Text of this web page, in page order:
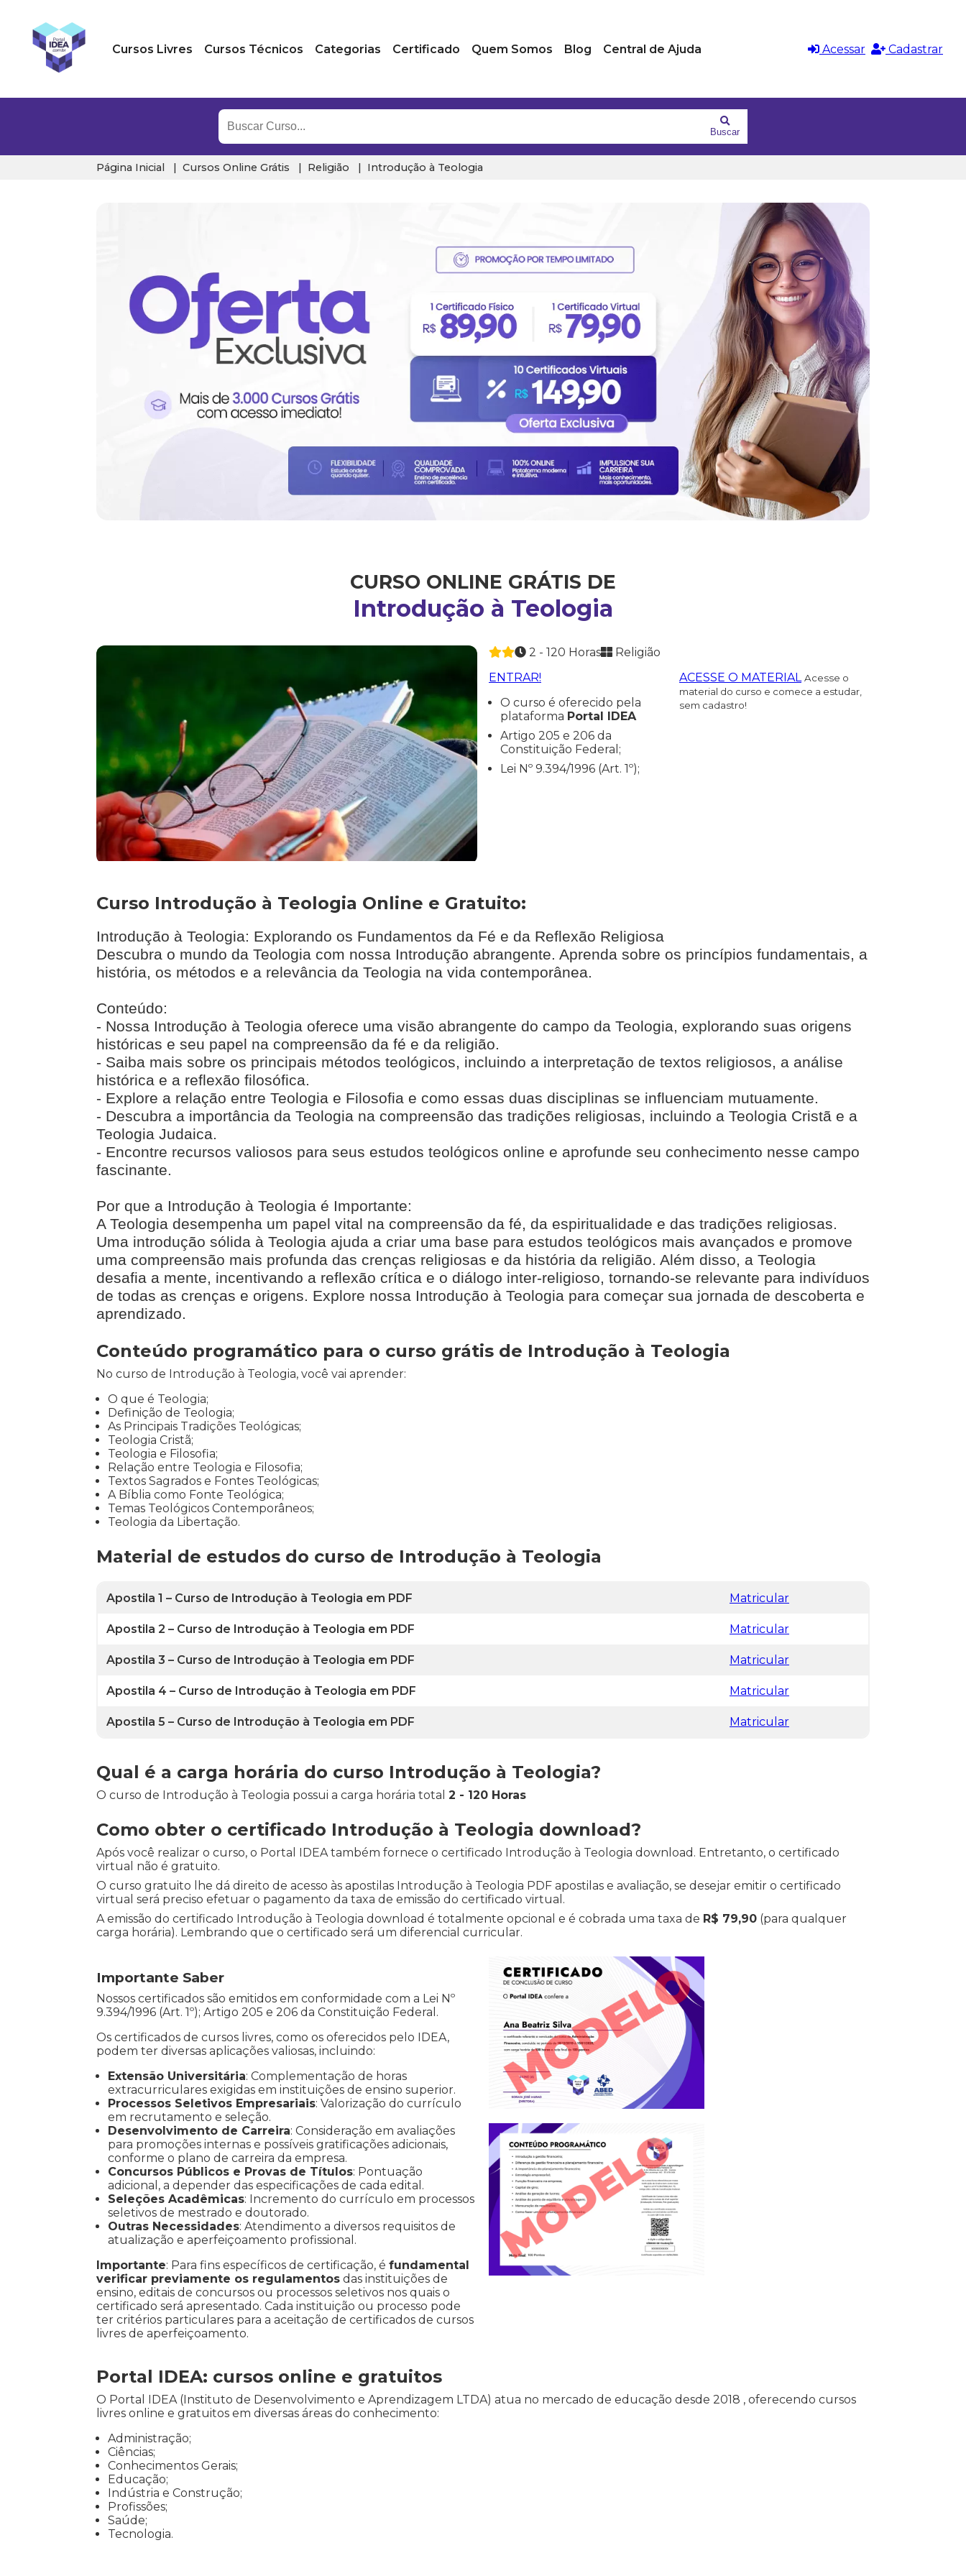
Cursos Livres Cursos Técnicos Categorias Certificado Quem Somos Blog Central de Ajuda Acessar Cadastrar
Buscar
Página Inicial Cursos Online Grátis Religião Introdução à Teologia
CURSO ONLINE GRÁTIS DE
Introdução à Teologia
2 - 120 Horas
Religião
ENTRAR!
O curso é oferecido pela
plataforma Portal IDEA
Artigo 205 e 206 da
Constituição Federal;
Lei Nº 9.394/1996 (Art. 1º);
ACESSE O MATERIAL Acesse o
material do curso e comece a estudar,
sem cadastro!
Curso Introdução à Teologia Online e Gratuito:
Introdução à Teologia: Explorando os Fundamentos da Fé e da Reflexão Religiosa
Descubra o mundo da Teologia com nossa Introdução abrangente. Aprenda sobre os princípios fundamentais, a
história, os métodos e a relevância da Teologia na vida contemporânea.
Conteúdo:
- Nossa Introdução à Teologia oferece uma visão abrangente do campo da Teologia, explorando suas origens
históricas e seu papel na compreensão da fé e da religião.
- Saiba mais sobre os principais métodos teológicos, incluindo a interpretação de textos religiosos, a análise
histórica e a reflexão filosófica.
- Explore a relação entre Teologia e Filosofia e como essas duas disciplinas se influenciam mutuamente.
- Descubra a importância da Teologia na compreensão das tradições religiosas, incluindo a Teologia Cristã e a
Teologia Judaica.
- Encontre recursos valiosos para seus estudos teológicos online e aprofunde seu conhecimento nesse campo
fascinante.
Por que a Introdução à Teologia é Importante:
A Teologia desempenha um papel vital na compreensão da fé, da espiritualidade e das tradições religiosas.
Uma introdução sólida à Teologia ajuda a criar uma base para estudos teológicos mais avançados e promove
uma compreensão mais profunda das crenças religiosas e da história da religião. Além disso, a Teologia
desafia a mente, incentivando a reflexão crítica e o diálogo inter-religioso, tornando-se relevante para indivíduos
de todas as crenças e origens. Explore nossa Introdução à Teologia para começar sua jornada de descoberta e
aprendizado.
Conteúdo programático para o curso grátis de Introdução à Teologia
No curso de Introdução à Teologia, você vai aprender:
O que é Teologia;
Definição de Teologia;
As Principais Tradições Teológicas;
Teologia Cristã;
Teologia e Filosofia;
Relação entre Teologia e Filosofia;
Textos Sagrados e Fontes Teológicas;
A Bíblia como Fonte Teológica;
Temas Teológicos Contemporâneos;
Teologia da Libertação.
Material de estudos do curso de Introdução à Teologia
Apostila 1 – Curso de Introdução à Teologia em PDF Matricular
Apostila 2 – Curso de Introdução à Teologia em PDF Matricular
Apostila 3 – Curso de Introdução à Teologia em PDF Matricular
Apostila 4 – Curso de Introdução à Teologia em PDF Matricular
Apostila 5 – Curso de Introdução à Teologia em PDF Matricular
Qual é a carga horária do curso Introdução à Teologia?
O curso de Introdução à Teologia possui a carga horária total 2 - 120 Horas
Como obter o certificado Introdução à Teologia download?
Após você realizar o curso, o Portal IDEA também fornece o certificado Introdução à Teologia download. Entretanto, o certificado
virtual não é gratuito.
O curso gratuito lhe dá direito de acesso às apostilas Introdução à Teologia PDF apostilas e avaliação, se desejar emitir o certificado
virtual será preciso efetuar o pagamento da taxa de emissão do certificado virtual.
A emissão do certificado Introdução à Teologia download é totalmente opcional e é cobrada uma taxa de R$ 79,90 (para qualquer
carga horária). Lembrando que o certificado será um diferencial curricular.
Importante Saber
Nossos certificados são emitidos em conformidade com a Lei Nº
9.394/1996 (Art. 1º); Artigo 205 e 206 da Constituição Federal.
Os certificados de cursos livres, como os oferecidos pelo IDEA,
podem ter diversas aplicações valiosas, incluindo:
Extensão Universitária: Complementação de horas
extracurriculares exigidas em instituições de ensino superior.
Processos Seletivos Empresariais: Valorização do currículo
em recrutamento e seleção.
Desenvolvimento de Carreira: Consideração em avaliações
para promoções internas e possíveis gratificações adicionais,
conforme o plano de carreira da empresa.
Concursos Públicos e Provas de Títulos: Pontuação
adicional, a depender das especificações de cada edital.
Seleções Acadêmicas: Incremento do currículo em processos
seletivos de mestrado e doutorado.
Outras Necessidades: Atendimento a diversos requisitos de
atualização e aperfeiçoamento profissional.
Importante: Para fins específicos de certificação, é fundamental
verificar previamente os regulamentos das instituições de
ensino, editais de concursos ou processos seletivos nos quais o
certificado será apresentado. Cada instituição ou processo pode
ter critérios particulares para a aceitação de certificados de cursos
livres de aperfeiçoamento.
Portal IDEA: cursos online e gratuitos
O Portal IDEA (Instituto de Desenvolvimento e Aprendizagem LTDA) atua no mercado de educação desde 2018 , oferecendo cursos
livres online e gratuitos em diversas áreas do conhecimento:
Administração;
Ciências;
Conhecimentos Gerais;
Educação;
Indústria e Construção;
Profissões;
Saúde;
Tecnologia.